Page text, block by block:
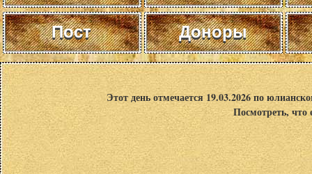
Пост Доноры
Этот день отмечается 19.03.2026 по
Посмотреть,